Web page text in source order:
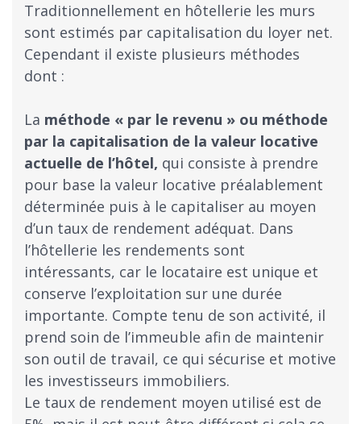
Traditionnellement en hôtellerie les murs
sont estimés par capitalisation du loyer net.
Cependant il existe plusieurs méthodes
dont :
La méthode « par le revenu » ou méthode
par la capitalisation de la valeur locative
actuelle de l’hôtel, qui consiste à prendre
pour base la valeur locative préalablement
déterminée puis à le capitaliser au moyen
d’un taux de rendement adéquat. Dans
l’hôtellerie les rendements sont
intéressants, car le locataire est unique et
conserve l’exploitation sur une durée
importante. Compte tenu de son activité, il
prend soin de l’immeuble afin de maintenir
son outil de travail, ce qui sécurise et motive
les investisseurs immobiliers.
Le taux de rendement moyen utilisé est de